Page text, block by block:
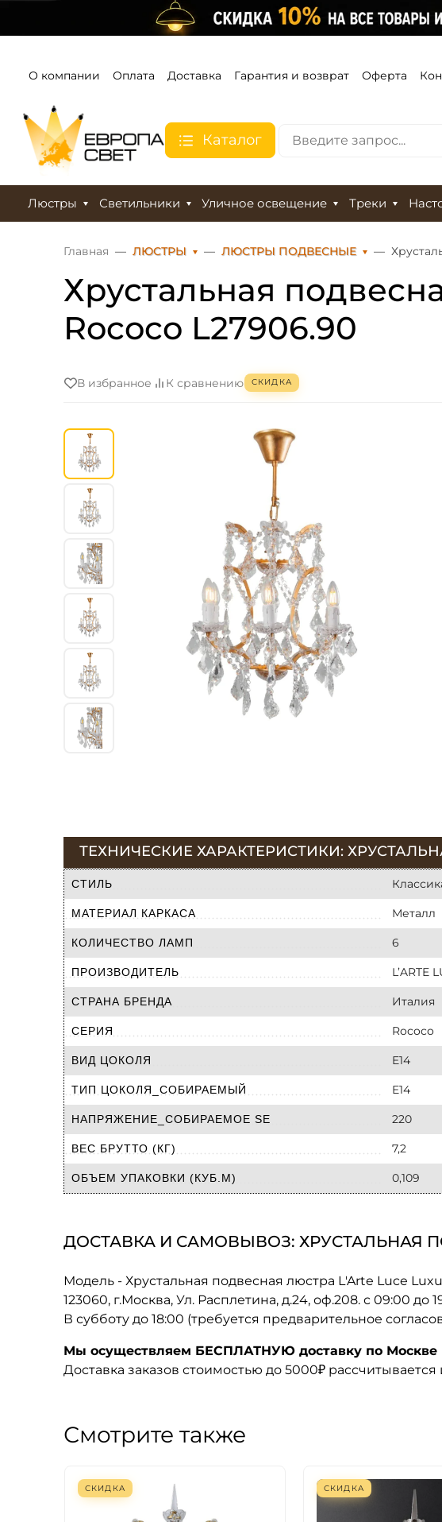
О компании Оплата Доставка Гарантия и возврат Оферта
Каталог
Люстры Светильники Уличное освещение Треки
Главная ЛЮСТРЫ ЛЮСТРЫ ПОДВЕСНЫЕ
Хрустальная
Rococo L27906.90
В избранное К сравнению СКИДКА
ТЕХНИЧЕСКИЕ ХАРАКТЕРИСТИКИ:
СТИЛЬ
МАТЕРИАЛ КАРКАСА Металл
КОЛИЧЕСТВО ЛАМП 6
ПРОИЗВОДИТЕЛЬ L’ARTE
СТРАНА БРЕНДА Италия
СЕРИЯ Rococo
ВИД ЦОКОЛЯ E14
ТИП ЦОКОЛЯ_СОБИРАЕМЫЙ E14
НАПРЯЖЕНИЕ_СОБИРАЕМОЕ SE 220
ВЕС БРУТТО (КГ) 7,2
ОБЪЕМ УПАКОВКИ (КУБ.М) 0,109
ДОСТАВКА И САМОВЫВОЗ: ХРУСТАЛЬНАЯ
Модель - Хрустальная подвесная люстра L'Arte Luce
123060, г.Москва, Ул. Расплетина, д.24, оф.208. с 09:00 до
В субботу до 18:00 (требуется предварительное
Мы осуществляем БЕСПЛАТНУЮ доставку по Москве
Доставка заказов стоимостью до 5000₽
Смотрите также
СКИДКА СКИДКА